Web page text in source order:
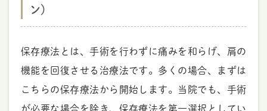
ン）
保存療法とは、手術を行わずに痛みを和らげ、肩の
機能を回復させる治療法です。多くの場合、まずは
こちらの保存療法から開始します。当院でも、手術
が必要な場合を除き、保存療法を第一選択としてい